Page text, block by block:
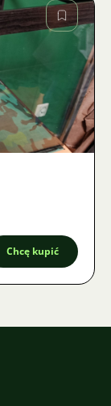
Chcę kupić